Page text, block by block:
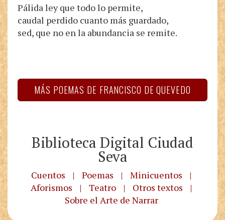
Pálida ley que todo lo permite,
caudal perdido cuanto más guardado,
sed, que no en la abundancia se remite.
MÁS POEMAS DE FRANCISCO DE QUEVEDO
Biblioteca Digital Ciudad
Seva
Cuentos | Poemas | Minicuentos
|
Aforismos
| Teatro | Otros textos
|
Sobre el Arte de Narrar